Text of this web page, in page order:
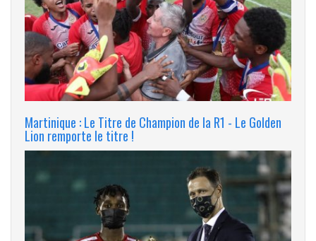
Martinique : Le Titre de Champion de la R1 - Le Golden
Lion remporte le titre !